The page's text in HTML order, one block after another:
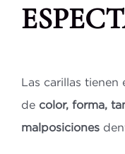
Las carillas
de color, forma,
malposiciones